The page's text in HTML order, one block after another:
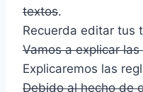
textos.
Recuerda editar tus
Vamos a explicar
Explicaremos las
Debido al hecho de